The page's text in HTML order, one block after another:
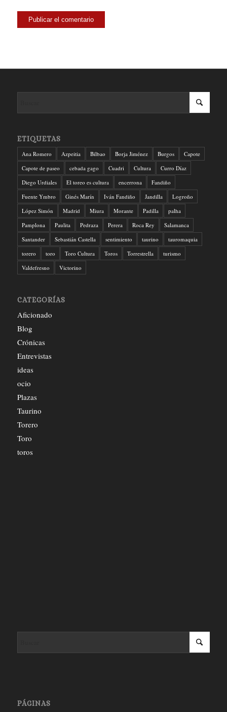
ETIQUETAS
Ana Romero Azpeitia Bilbao Borja Jiménez Burgos
Capote
Capote de paseo
cebada gago Cuadri Cultura
Curro Díaz
Diego Urdiales
El toreo es cultura encerrona
Fandiño
Fuente Ymbro
Ginés Marín Iván Fandiño Jandilla
Logroño
López Simón
Madrid Miura Morante Padilla
palha
Pamplona
Paulita Pedraza Perera Roca Rey
Salamanca
Santander
Sebastián Castella sentimiento taurino
tauromaquia
torero
toro Toro Cultura Toros Torrestrella
turismo
Valdefresno
Victorino
CATEGORÍAS
Aficionado
Blog
Crónicas
Entrevistas
ideas
ocio
Plazas
Taurino
Torero
Toro
toros
PÁGINAS